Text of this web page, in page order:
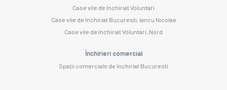
Case vile de închiriat Voluntari
Case vile de închiriat Bucuresti, Iancu Nicolae
Case vile de închiriat Voluntari, Nord
Închirieri comercial
Spații comerciale de închiriat Bucuresti